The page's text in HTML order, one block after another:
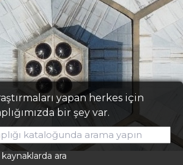
yapan herkes için
bir şey var.
ara